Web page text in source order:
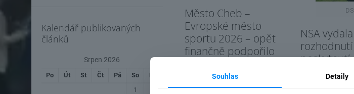
Město Cheb –
Evropské město
sportu 2026 – opět
finančně podpořilo
NSA vydala
poskytnutí
státního
České
Kalendář publikovaných
článků
Srpen 2026
Po Út St Čt Pá So
Ne
1
Souhlas Detaily